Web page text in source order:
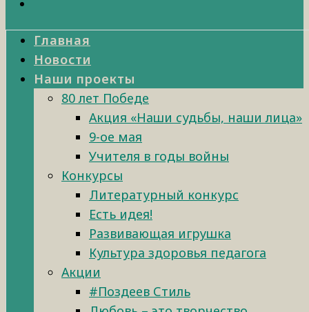
Главная
Новости
Наши проекты
80 лет Победе
Акция «Наши судьбы, наши лица»
9-ое мая
Учителя в годы войны
Конкурсы
Литературный конкурс
Есть идея!
Развивающая игрушка
Культура здоровья педагога
Акции
#Поздеев Стиль